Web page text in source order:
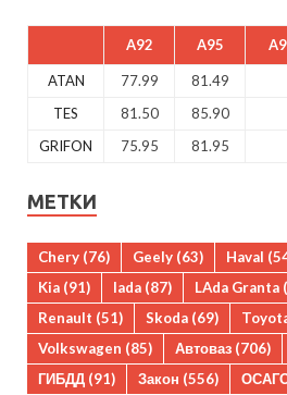
A92 A95
ATAN 77.99 81.49
TES
81.50 85.90
GRIFON
75.95 81.95
МЕТКИ
Chery (76) Geely (63) Haval
Kia (91) lada (87) LAda Granta
Renault (51) Skoda (69)
Volkswagen (85) Автоваз (706)
ГИБДД (91) Закон (556)